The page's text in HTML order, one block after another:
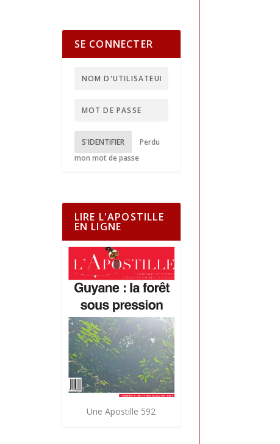
SE CONNECTER
S'IDENTIFIER
Perdu
mon mot de passe
LIRE L'APOSTILLE
EN LIGNE
Une Apostille 592